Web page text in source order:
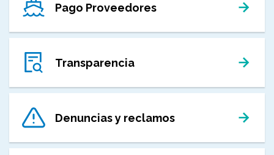
Pago Proveedores
Transparencia
Denuncias y reclamos